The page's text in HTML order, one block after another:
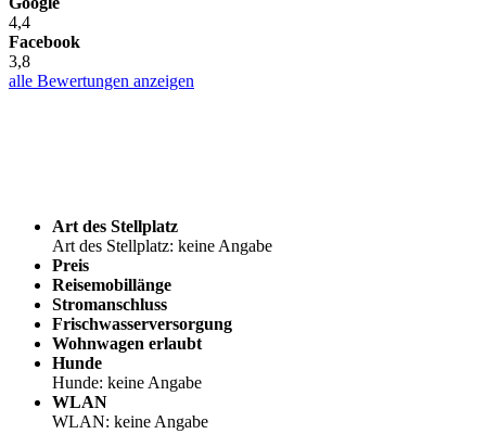
4,4
Facebook
3,8
alle Bewertungen anzeigen
Art des Stellplatz
Art des Stellplatz: keine Angabe
Preis
Reisemobillänge
Stromanschluss
Frischwasserversorgung
Wohnwagen erlaubt
Hunde
Hunde: keine Angabe
WLAN
WLAN: keine Angabe